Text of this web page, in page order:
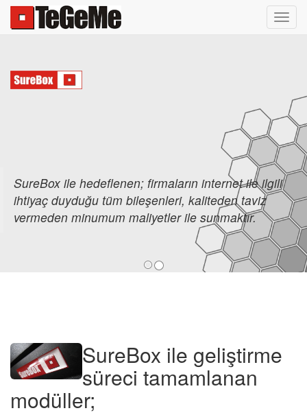
SureBox ile hedeflenen; firmaların internet ile ilgili
ihtiyaç duyduğu tüm bileşenleri, kaliteden taviz
vermeden minumum maliyetler ile sunmaktır.
SureBox ile geliştirme
süreci tamamlanan
modüller;